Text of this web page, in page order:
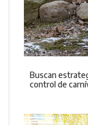
Buscan
control de